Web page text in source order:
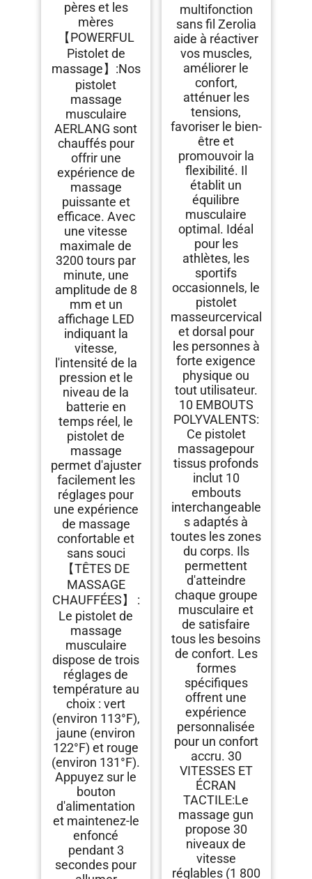
pères et les
mères
【POWERFUL
Pistolet de
massage】:Nos
pistolet
massage
musculaire
AERLANG sont
chauffés pour
offrir une
expérience de
massage
puissante et
efficace. Avec
une vitesse
maximale de
3200 tours par
minute, une
amplitude de 8
mm et un
affichage LED
indiquant la
vitesse,
l'intensité de la
pression et le
niveau de la
batterie en
temps réel, le
pistolet de
massage
permet d'ajuster
facilement les
réglages pour
une expérience
de massage
confortable et
sans souci
【TÊTES DE
MASSAGE
CHAUFFÉES】 :
Le pistolet de
massage
musculaire
dispose de trois
réglages de
température au
choix : vert
(environ 113°F),
jaune (environ
122°F) et rouge
(environ 131°F).
Appuyez sur le
bouton
d'alimentation
et maintenez-le
enfoncé
pendant 3
secondes pour
multifonction
sans fil Zerolia
aide à réactiver
vos muscles,
améliorer le
confort,
atténuer les
tensions,
favoriser le bien-
être et
promouvoir la
flexibilité. Il
établit un
équilibre
musculaire
optimal. Idéal
pour les
athlètes, les
sportifs
occasionnels, le
pistolet
masseur​cervical
et dorsal pour
les personnes à
forte exigence
physique ou
tout utilisateur.
10 EMBOUTS
POLYVALENTS:
Ce pistolet
massage​pour
tissus profonds
inclut 10
embouts
interchangeable
s adaptés à
toutes les zones
du corps. Ils
permettent
d'atteindre
chaque groupe
musculaire et
de satisfaire
tous les besoins
de confort. Les
formes
spécifiques
offrent une
expérience
personnalisée
pour un confort
accru. 30
VITESSES ET
ÉCRAN
TACTILE:​Le
massage gun​
propose 30
niveaux de
vitesse
réglables (1 800